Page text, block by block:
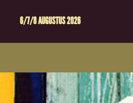
6/7/8 AUGUSTUS 2026